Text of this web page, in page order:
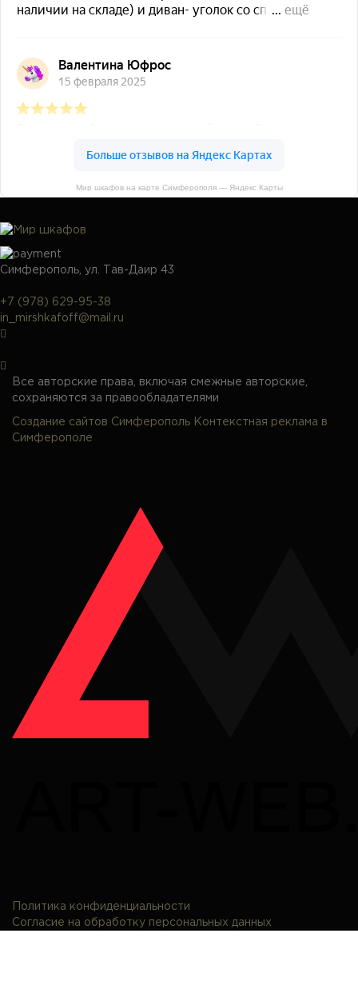
Мир шкафов на карте Симферополя — Яндекс Карты
Симферополь, ул. Тав-Даир 43
+7 (978) 629-95-38
in_mirshkafoff@mail.ru
Все авторские права, включая смежные авторские,
сохраняются за правообладателями
Создание сайтов Симферополь Контекстная реклама в
Симферополе
Политика конфиденциальности
Согласие на обработку персональных данных